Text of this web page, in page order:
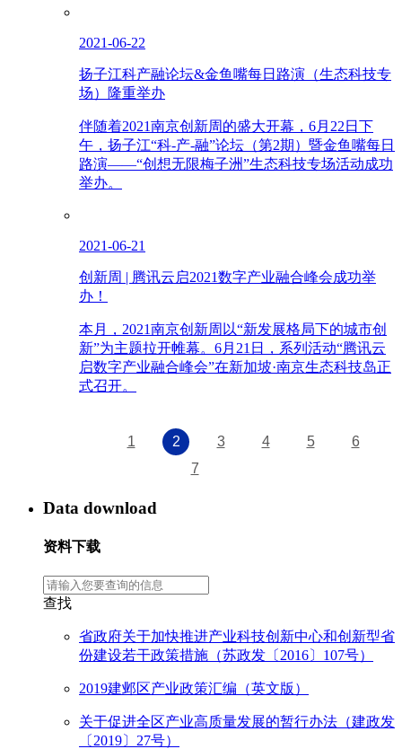
2021-06-22
扬子江科产融论坛&金鱼嘴每日路演（生态科技专
场）隆重举办
伴随着2021南京创新周的盛大开幕，6月22日下
午，扬子江“科-产-融”论坛（第2期）暨金鱼嘴每日
路演——“创想无限梅子洲”生态科技专场活动成功
举办。
2021-06-21
创新周 | 腾讯云启2021数字产业融合峰会成功举
办！
本月，2021南京创新周以“新发展格局下的城市创
新”为主题拉开帷幕。6月21日，系列活动“腾讯云
启数字产业融合峰会”在新加坡·南京生态科技岛正
式召开。
1 2 3 4 5
6
7
Data download
资料下载
查找
省政府关于加快推进产业科技创新中心和创新型省
份建设若干政策措施（苏政发〔2016〕107号）
2019建邺区产业政策汇编（英文版）
关于促进全区产业高质量发展的暂行办法（建政发
〔2019〕27号）